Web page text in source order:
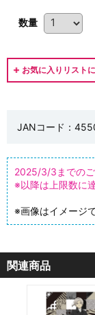
数量
JANコード：
2025/3/3までのご
※以降は上限数に
※画像はイメージ
関連商品